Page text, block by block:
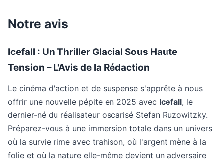
Notre avis
Icefall : Un Thriller Glacial Sous Haute
Tension – L'Avis de la Rédaction
Le cinéma d'action et de suspense s'apprête à nous
offrir une nouvelle pépite en 2025 avec Icefall, le
dernier-né du réalisateur oscarisé Stefan Ruzowitzky.
Préparez-vous à une immersion totale dans un univers
où la survie rime avec trahison, où l'argent mène à la
folie et où la nature elle-même devient un adversaire